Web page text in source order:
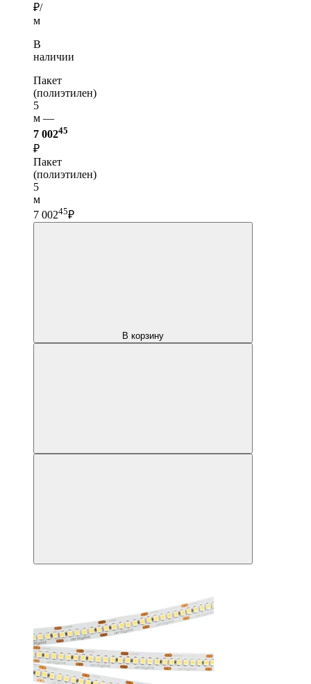
₽/
м
В
наличии
Пакет
(полиэтилен)
5
м —
7 00245
₽
Пакет
(полиэтилен)
5
м
7 00245₽
В корзину